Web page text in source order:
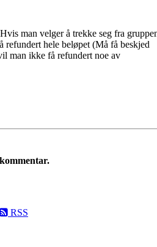
man velger å trekke seg fra
refundert hele beløpet (Må få beskjed
man ikke få refundert noe av
RSS